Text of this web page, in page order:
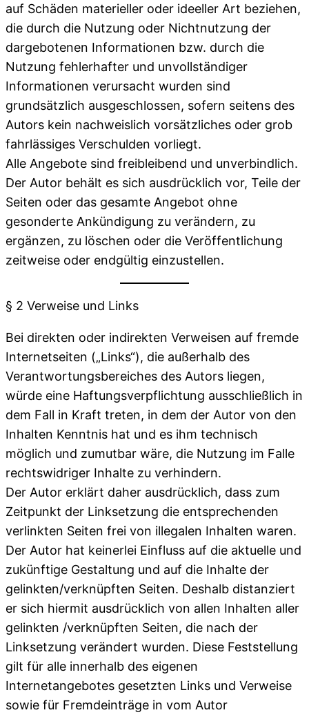
auf Schäden materieller oder ideeller Art beziehen,
die durch die Nutzung oder Nichtnutzung der
dargebotenen Informationen bzw. durch die
Nutzung fehlerhafter und unvollständiger
Informationen verursacht wurden sind
grundsätzlich ausgeschlossen, sofern seitens des
Autors kein nachweislich vorsätzliches oder grob
fahrlässiges Verschulden vorliegt.
Alle Angebote sind freibleibend und unverbindlich.
Der Autor behält es sich ausdrücklich vor, Teile der
Seiten oder das gesamte Angebot ohne
gesonderte Ankündigung zu verändern, zu
ergänzen, zu löschen oder die Veröffentlichung
zeitweise oder endgültig einzustellen.
§ 2 Verweise und Links
Bei direkten oder indirekten Verweisen auf fremde
Internetseiten („Links“), die außerhalb des
Verantwortungsbereiches des Autors liegen,
würde eine Haftungsverpflichtung ausschließlich in
dem Fall in Kraft treten, in dem der Autor von den
Inhalten Kenntnis hat und es ihm technisch
möglich und zumutbar wäre, die Nutzung im Falle
rechtswidriger Inhalte zu verhindern.
Der Autor erklärt daher ausdrücklich, dass zum
Zeitpunkt der Linksetzung die entsprechenden
verlinkten Seiten frei von illegalen Inhalten waren.
Der Autor hat keinerlei Einfluss auf die aktuelle und
zukünftige Gestaltung und auf die Inhalte der
gelinkten/verknüpften Seiten. Deshalb distanziert
er sich hiermit ausdrücklich von allen Inhalten aller
gelinkten /verknüpften Seiten, die nach der
Linksetzung verändert wurden. Diese Feststellung
gilt für alle innerhalb des eigenen
Internetangebotes gesetzten Links und Verweise
sowie für Fremdeinträge in vom Autor